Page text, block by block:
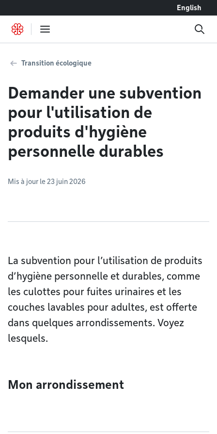
English
Transition écologique
Demander une subvention
pour l'utilisation de
produits d'hygiène
personnelle durables
Mis à jour le 23 juin 2026
La subvention pour l’utilisation de produits
d’hygiène personnelle et durables, comme
les culottes pour fuites urinaires et les
couches lavables pour adultes, est offerte
dans quelques arrondissements. Voyez
lesquels.
Mon arrondissement